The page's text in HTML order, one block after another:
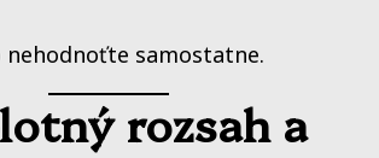
samostatne.
rozsah a